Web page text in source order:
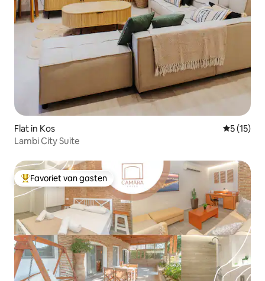
Flat in Kos
5 (15)
Lambi City Suite
Topfavoriet van gasten
Favoriet van gasten